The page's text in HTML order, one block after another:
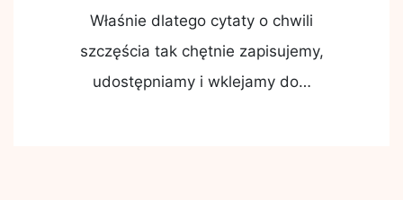
Właśnie dlatego cytaty o chwili
szczęścia tak chętnie zapisujemy,
udostępniamy i wklejamy do…